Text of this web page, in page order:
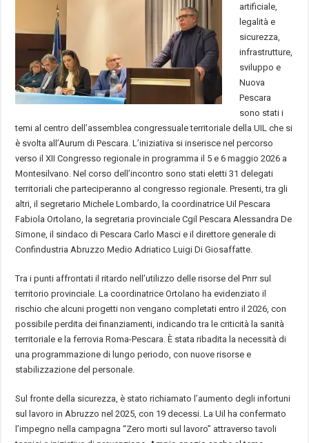
artificiale,
legalità e
sicurezza,
infrastrutture,
sviluppo e
Nuova
Pescara
sono stati i
temi al centro dell’assemblea congressuale territoriale della UIL che si
è svolta all’Aurum di Pescara. L’iniziativa si inserisce nel percorso
verso il XII Congresso regionale in programma il 5 e 6 maggio 2026 a
Montesilvano. Nel corso dell’incontro sono stati eletti 31 delegati
territoriali che parteciperanno al congresso regionale. Presenti, tra gli
altri, il segretario Michele Lombardo, la coordinatrice Uil Pescara
Fabiola Ortolano, la segretaria provinciale Cgil Pescara Alessandra De
Simone, il sindaco di Pescara Carlo Masci e il direttore generale di
Confindustria Abruzzo Medio Adriatico Luigi Di Giosaffatte.
Tra i punti affrontati il ritardo nell’utilizzo delle risorse del Pnrr sul
territorio provinciale. La coordinatrice Ortolano ha evidenziato il
rischio che alcuni progetti non vengano completati entro il 2026, con
possibile perdita dei finanziamenti, indicando tra le criticità la sanità
territoriale e la ferrovia Roma-Pescara. È stata ribadita la necessità di
una programmazione di lungo periodo, con nuove risorse e
stabilizzazione del personale.
Sul fronte della sicurezza, è stato richiamato l’aumento degli infortuni
sul lavoro in Abruzzo nel 2025, con 19 decessi. La Uil ha confermato
l’impegno nella campagna “Zero morti sul lavoro” attraverso tavoli